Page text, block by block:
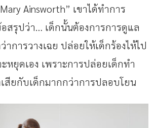
Ainsworth” เขาได้ทำการ
สรุปว่า… เด็กนั้นต้องการการดูแล
การวางเฉย ปล่อยให้เด็กร้องไห้ไป
หยุดเอง เพราะการปล่อยเด็กทำ
สียกับเด็กมากกว่าการปลอบโยน